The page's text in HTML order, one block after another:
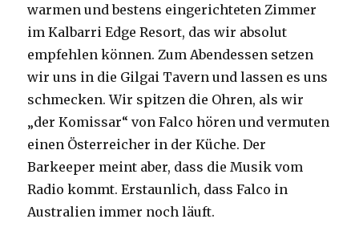
warmen und bestens eingerichteten Zimmer
im Kalbarri Edge Resort, das wir absolut
empfehlen können. Zum Abendessen setzen
wir uns in die Gilgai Tavern und lassen es uns
schmecken. Wir spitzen die Ohren, als wir
„der Komissar“ von Falco hören und vermuten
einen Österreicher in der Küche. Der
Barkeeper meint aber, dass die Musik vom
Radio kommt. Erstaunlich, dass Falco in
Australien immer noch läuft.